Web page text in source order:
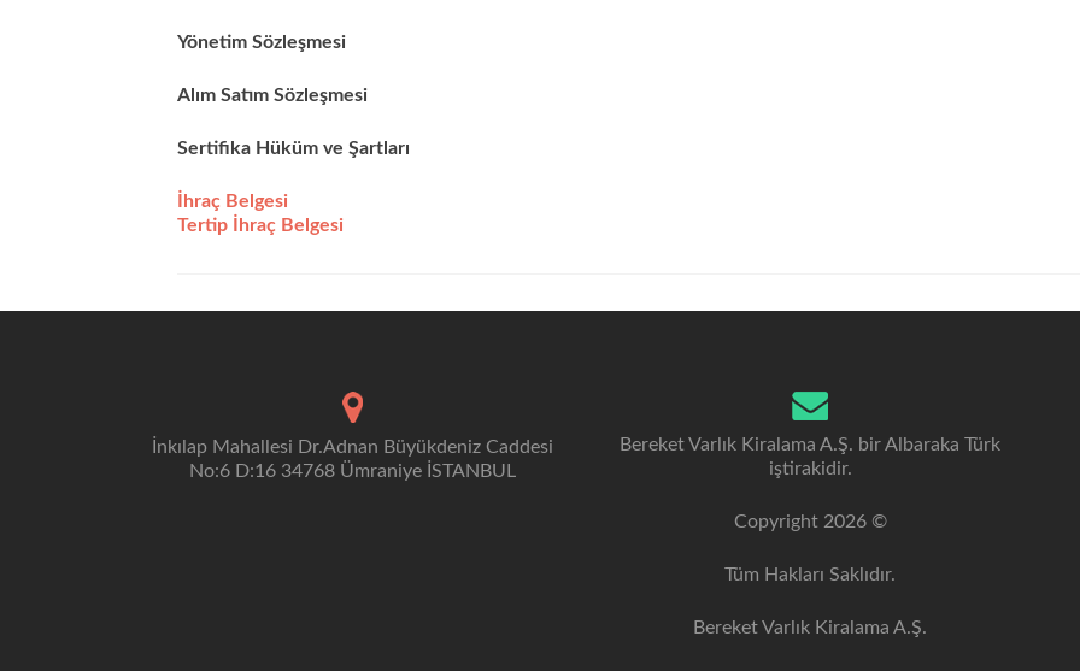
Yönetim Sözleşmesi
Alım Satım Sözleşmesi
Sertifika Hüküm ve Şartları
İhraç Belgesi
Tertip İhraç Belgesi
İnkılap Mahallesi Dr.Adnan Büyükdeniz Caddesi
No:6 D:16 34768 Ümraniye İSTANBUL
Bereket Varlık Kiralama A.Ş. bir Albaraka Türk
iştirakidir.
Copyright 2026 ©
Tüm Hakları Saklıdır.
Bereket Varlık Kiralama A.Ş.